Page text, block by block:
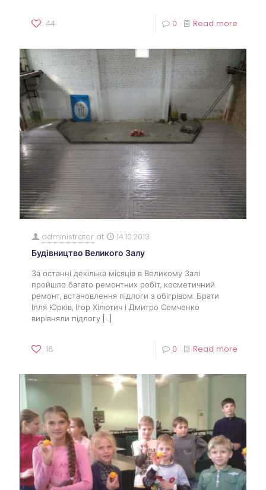
44 0 Read more
administrator at 14.10.2013
Будівництво Великого Залу
За останні декілька місяців в Великому Залі
пройшло багато ремонтних робіт, косметичний
ремонт, встановлення підлоги з обігрівом. Брати
Ілля Юрків, Ігор Хілютич і Дмитро Семченко
вирівняли підлогу […]
18 0 Read more